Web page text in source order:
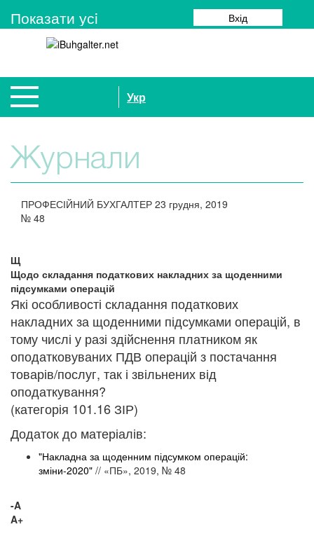
Показати усi Вхід
Укр
Журнали
ПРОФЕСІЙНИЙ БУХГАЛТЕР 23 грудня, 2019
№ 48
Щ
Щодо складання податкових накладних за щоденними
підсумками операцій
Які особливості складання податкових
накладних за щоденними підсумками операцій, в
тому числі у разі здійснення платником як
оподатковуваних ПДВ операцій з постачання
товарів/послуг, так і звільнених від
оподаткування?
(категорія 101.16 ЗІР)
Додаток до матеріалів:
"Накладна за щоденним підсумком операцій:
зміни-2020" // «ПБ», 2019, № 48
-A
A+